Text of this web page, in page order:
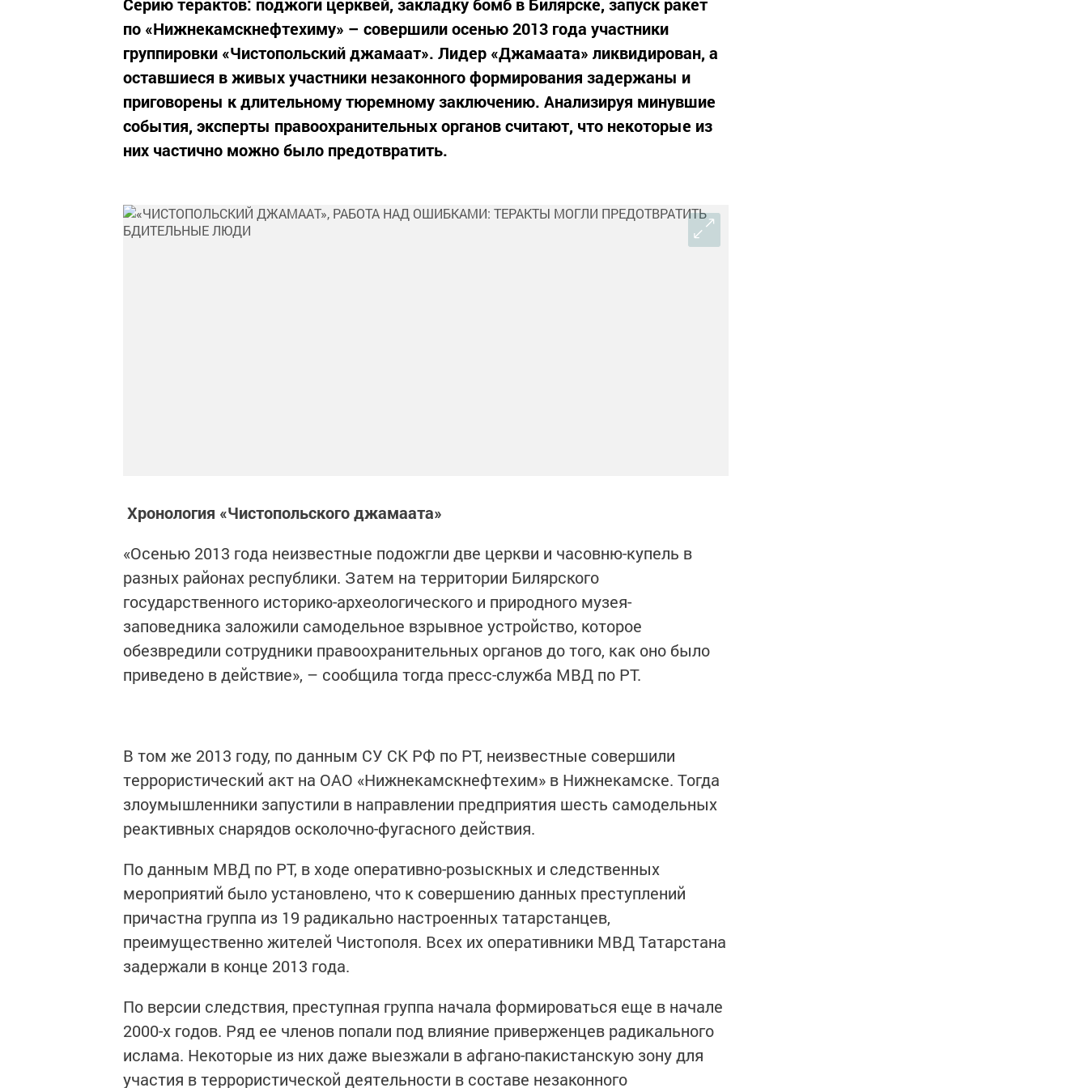
по «Нижнекамскнефтехиму» – совершили осенью 2013 года участники
группировки «Чистопольский джамаат». Лидер «Джамаата» ликвидирован, а
оставшиеся в живых участники незаконного формирования задержаны и
приговорены к длительному тюремному заключению. Анализируя минувшие
события, эксперты правоохранительных органов считают, что некоторые из
них частично можно было предотвратить.
Хронология «Чистопольского джамаата»
«Осенью 2013 года неизвестные подожгли две церкви и часовню-купель в
разных районах республики. Затем на территории Билярского
государственного историко-археологического и природного музея-
заповедника заложили самодельное взрывное устройство, которое
обезвредили сотрудники правоохранительных органов до того, как оно было
приведено в действие», – сообщила тогда пресс-служба МВД по РТ.
В том же 2013 году, по данным СУ СК РФ по РТ, неизвестные совершили
террористический акт на ОАО «Нижнекамскнефтехим» в Нижнекамске. Тогда
злоумышленники запустили в направлении предприятия шесть самодельных
реактивных снарядов осколочно-фугасного действия.
По данным МВД по РТ, в ходе оперативно-розыскных и следственных
мероприятий было установлено, что к совершению данных преступлений
причастна группа из 19 радикально настроенных татарстанцев,
преимущественно жителей Чистополя. Всех их оперативники МВД Татарстана
задержали в конце 2013 года.
По версии следствия, преступная группа начала формироваться еще в начале
2000-х годов. Ряд ее членов попали под влияние приверженцев радикального
ислама. Некоторые из них даже выезжали в афгано-пакистанскую зону для
участия в террористической деятельности в составе незаконного